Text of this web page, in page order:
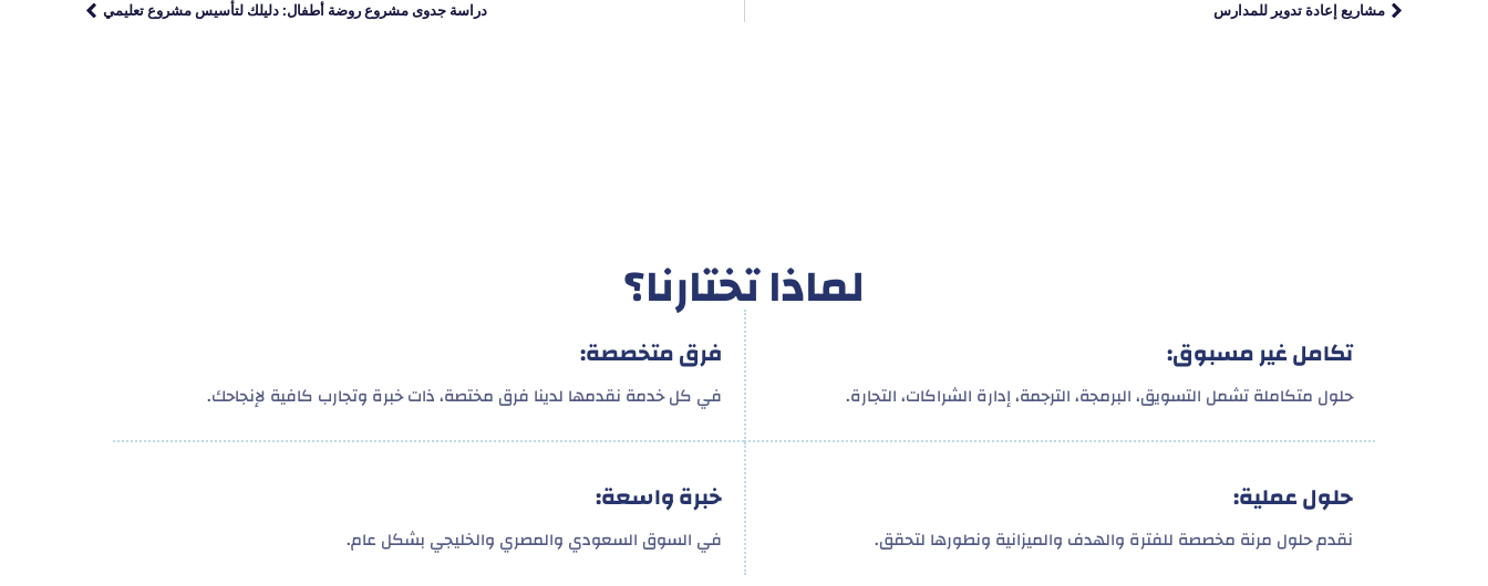
مشاريع إعادة تدوير للمدارس دراسة جدوى مشروع روضة أطفال: دليلك لتأسيس مشروع تعليمي
لماذا تختارنا؟
تكامل غير مسبوق:
حلول متكاملة تشمل التسويق، البرمجة، الترجمة، إدارة الشراكات، التجارة.
فرق متخصصة:
في كل خدمة نقدمها لدينا فرق مختصة، ذات خبرة وتجارب كافية لإنجاحك.
حلول عملية:
نقدم حلول مرنة مخصصة للفترة والهدف والميزانية ونطورها لتحقق.
خبرة واسعة:
في السوق السعودي والمصري والخليجي بشكل عام.